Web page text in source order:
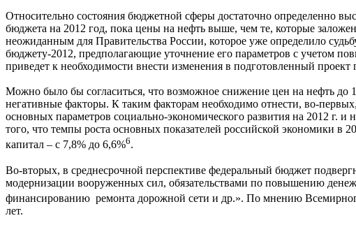
Относительно состояния бюджетной сферы достаточно определенно
бюджета на 2012 год, пока цены на нефть выше, чем те, которые
неожиданным для Правительства России, которое уже определило
бюджету-2012, предполагающие уточнение его параметров с учетом
приведет к необходимости внести изменения в подготовленный
Можно было бы согласиться, что возможное снижение цен на нефть до
негативные факторы. К таким факторам необходимо отнести, во-
основных параметров социально-экономического развития на 2012 г.
того, что темпы роста основных показателей российской экономики в
капитал – с 7,8% до 6,6%6.
Во-вторых, в среднесрочной перспективе федеральный бюджет
модернизации вооруженных сил, обязательствами по повышению
финансированию ремонта дорожной сети и др.». По мнению
лет.